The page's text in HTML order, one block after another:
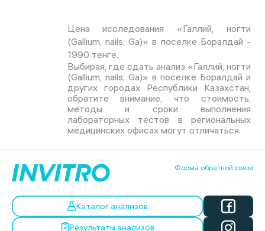
Цена исследования «Галлий, ногти
(Gallium, nails; Ga)» в поселке Боралдай -
1990 тенге.
Выбирая, где сдать анализ «Галлий, ногти
(Gallium, nails; Ga)» в поселке Боралдай и
других городах Республики Казахстан,
обратите внимание, что стоимость,
методы и сроки выполнения
лабораторных тестов в региональных
медицинских офисах могут отличаться.
Форма обратной связи
Каталог анализов
Результаты анализов